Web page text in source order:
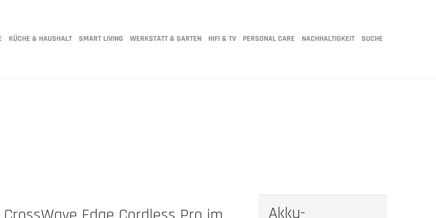
KÜCHE & HAUSHALT SMART LIVING WERKSTATT & GARTEN HIFI & TV PERSONAL CARE NACHHALTIGKEIT SUCHE
Akku-